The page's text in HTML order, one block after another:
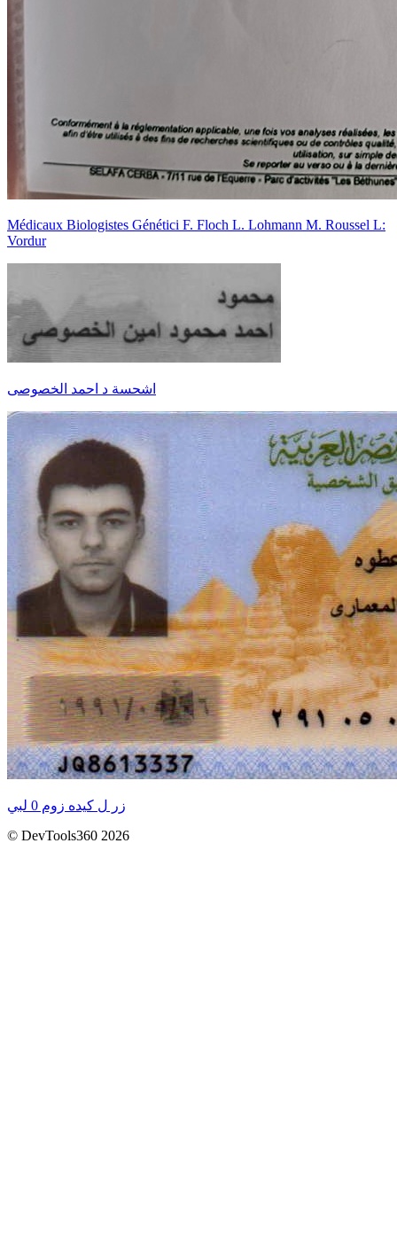
Médicaux Biologistes Génétici F. Floch L. Lohmann M. Roussel L:
Vordur
اشحسة د احمد الخصوصى
زر ل كيده زوم 0 لبي
© DevTools360 2026